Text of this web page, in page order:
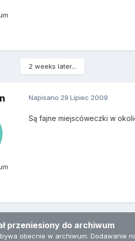
2 weeks later...
Napisano 29 Lipiec 2009
Są fajne miejscóweczki w
przeniesiony do archiwum
obecnie w archiwum. Dodawanie